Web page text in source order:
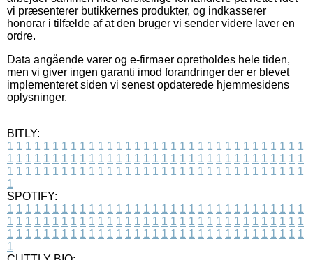
vi præsenterer butikkernes produkter, og indkasserer
honorar i tilfælde af at den bruger vi sender videre laver en
ordre.
Data angående varer og e-firmaer opretholdes hele tiden,
men vi giver ingen garanti imod forandringer der er blevet
implementeret siden vi senest opdaterede hjemmesidens
oplysninger.
BITLY:
1 1 1 1 1 1 1 1 1 1 1 1 1 1 1 1 1 1 1 1 1 1 1 1 1 1 1 1 1 1 1 1 1
1 1 1 1 1 1 1 1 1 1 1 1 1 1 1 1 1 1 1 1 1 1 1 1 1 1 1 1 1 1 1 1 1
1 1 1 1 1 1 1 1 1 1 1 1 1 1 1 1 1 1 1 1 1 1 1 1 1 1 1 1 1 1 1 1 1
1
SPOTIFY:
1 1 1 1 1 1 1 1 1 1 1 1 1 1 1 1 1 1 1 1 1 1 1 1 1 1 1 1 1 1 1 1 1
1 1 1 1 1 1 1 1 1 1 1 1 1 1 1 1 1 1 1 1 1 1 1 1 1 1 1 1 1 1 1 1 1
1 1 1 1 1 1 1 1 1 1 1 1 1 1 1 1 1 1 1 1 1 1 1 1 1 1 1 1 1 1 1 1 1
1